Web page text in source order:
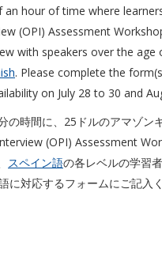
hour of time where
(OPI) Assessment
with speakers over the
. Please complete the
on July 28 to 30 and
時間に、25ドルのアマゾン
(OPI) Assessment
スペイン語の各レベルの学習
対応するフォームにご記入く